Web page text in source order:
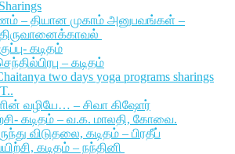
– தியான முகாம் அனுபவங்கள் –
கடிதம்
– கடிதம்
two days yoga programs sharings
வழியே… – சிவா கிஷோர்
கடிதம் – வ.க. மாலதி, கோவை.
விடுதலை, கடிதம் – பிரதீப்
கடிதம் – நந்தினி